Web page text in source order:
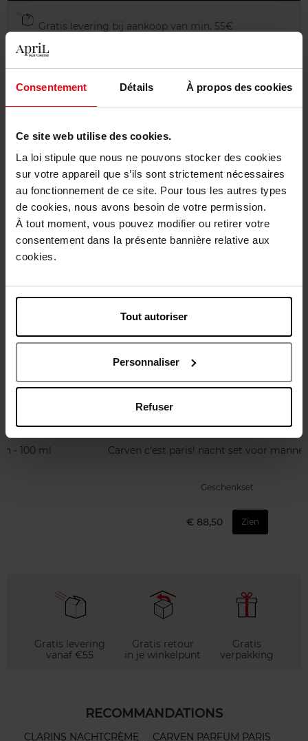
Consentement Détails À propos des cookies
Ce site web utilise des cookies.
La loi stipule que nous ne pouvons stocker des cookies
sur votre appareil que s’ils sont strictement nécessaires
au fonctionnement de ce site. Pour tous les autres types
de cookies, nous avons besoin de votre permission.
À tout moment, vous pouvez modifier ou retirer votre
consentement dans la présente bannière relative aux
cookies.
Tout autoriser
Personnaliser
Refuser
Gratis levering bij aankoop van min. 55€
Gratis retour in je winkelpunt
Beschrijving
Karakteristieken
Review Beleid inzake klantbeoordelingen
Nog iets vergeten ?
CARVEN
Carven c'est paris! nacht set voor mannen - 50 ml
Gratis levering
vanaf €55
Gratis retour
in je winkelpunt
Gratis
verpakking
RECOMMANDATIONS
CLARINS NACHTCRÈME
CARVEN PARFUM PARIS